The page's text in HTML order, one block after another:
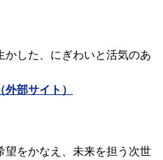
した、にぎわいと活気のあ
部サイト）
望をかなえ、未来を担う次世